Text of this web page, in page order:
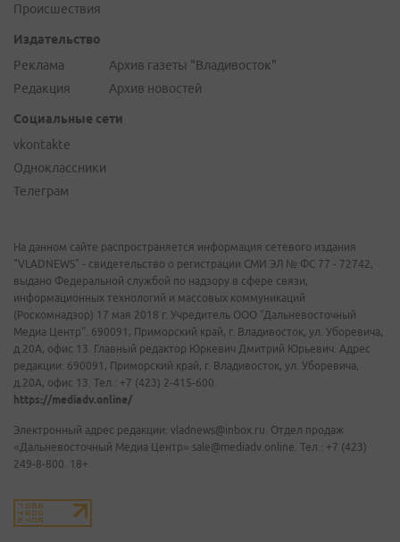
Происшествия
Издательство
Реклама
Редакция
Архив газеты "Владивосток"
Архив новостей
Социальные сети
vkontakte
Одноклассники
Телеграм
На данном сайте распространяется информация сетевого издания
"VLADNEWS" - свидетельство о регистрации СМИ ЭЛ № ФС 77 - 72742,
выдано Федеральной службой по надзору в сфере связи,
информационных технологий и массовых коммуникаций
(Роскомнадзор) 17 мая 2018 г. Учредитель ООО "Дальневосточный
Медиа Центр". 690091, Приморский край, г. Владивосток, ул. Уборевича,
д.20А, офис 13. Главный редактор Юркевич Дмитрий Юрьевич. Адрес
редакции: 690091, Приморский край, г. Владивосток, ул. Уборевича,
д.20А, офис 13. Тел.: +7 (423) 2-415-600.
https://mediadv.online/
Электронный адрес редакции: vladnews@inbox.ru. Отдел продаж
«Дальневосточный Медиа Центр» sale@mediadv.online. Тел.: +7 (423)
249-8-800. 18+